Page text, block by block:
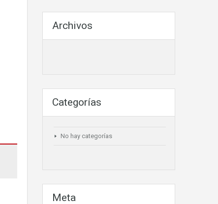
Archivos
Categorías
No hay categorías
Meta